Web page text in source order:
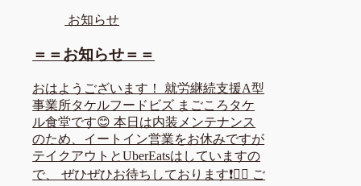
お知らせ
＝＝お知らせ＝＝
おはようございます！ 就労継続支援A型
事業所タケルフードビズ まごころタケ
ル食堂です😊 本日は内装メンテナンス
のため、イートイン営業をお休みですが
テイクアウトとUberEatsはしていますの
で、 ぜひぜひお待ちしております❗🙇‍♀️ ご